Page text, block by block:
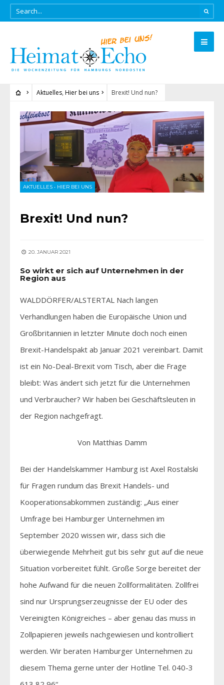
Aktuelles, Hier bei uns Brexit! Und nun?
AKTUELLES • HIER BEI UNS
Brexit! Und nun?
20. JANUAR 2021
So wirkt er sich auf Unternehmen in der
Region aus
WALDDÖRFER/ALSTERTAL Nach langen
Verhandlungen haben die Europäische Union und
Großbritannien in letzter Minute doch noch einen
Brexit-Handelspakt ab Januar 2021 vereinbart. Damit
ist ein No-Deal-Brexit vom Tisch, aber die Frage
bleibt: Was ändert sich jetzt für die Unternehmen
und Verbraucher? Wir haben bei Geschäftsleuten in
der Region nachgefragt.
Von Matthias Damm
Bei der Handelskammer Hamburg ist Axel Rostalski
für Fragen rundum das Brexit Handels- und
Kooperationsabkommen zuständig: „Aus einer
Umfrage bei Hamburger Unternehmen im
September 2020 wissen wir, dass sich die
überwiegende Mehrheit gut bis sehr gut auf die neue
Situation vorbereitet fühlt. Große Sorge bereitet der
hohe Aufwand für die neuen Zollformalitäten. Zollfrei
sind nur Ursprungserzeugnisse der EU oder des
Vereinigten Königreiches – aber genau das muss in
Zollpapieren jeweils nachgewiesen und kontrolliert
werden. Wir beraten Hamburger Unternehmen zu
diesem Thema gerne unter der Hotline Tel. 040-3